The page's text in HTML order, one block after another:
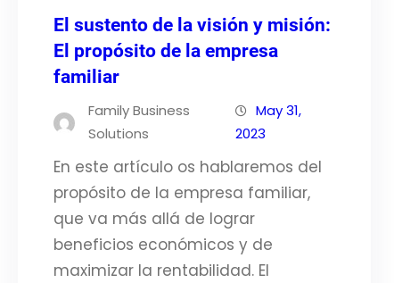
El sustento de la visión y misión:
El propósito de la empresa
familiar
Family Business
Solutions
May 31,
2023
En este artículo os hablaremos del
propósito de la empresa familiar,
que va más allá de lograr
beneficios económicos y de
maximizar la rentabilidad. El